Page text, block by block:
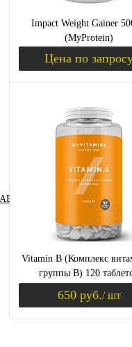
Impact Weight Gainer
(MyProtein)
Цена по
Купить в 1 клик
клубника ваниль
Vitamin B (Комплекс
группы В) 120
650 руб./ шт